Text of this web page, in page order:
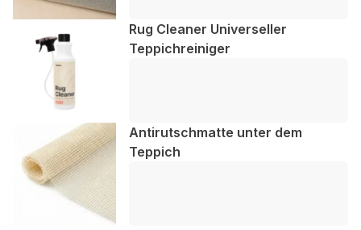
Rug Cleaner Universeller
Teppichreiniger
Antirutschmatte unter dem
Teppich
Meine Einstellungen speichern
Alle akzeptieren